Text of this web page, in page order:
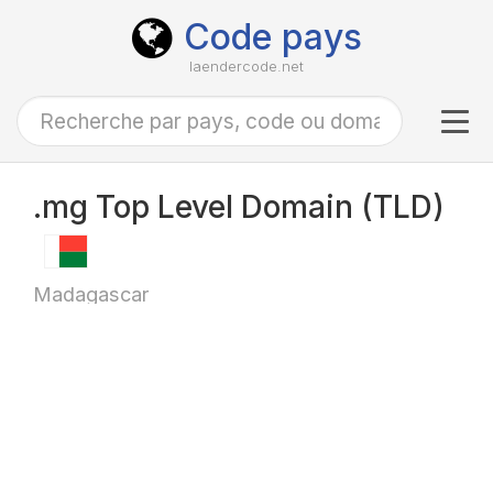
Code pays
laendercode.net
.mg Top Level Domain (TLD)
Madagascar